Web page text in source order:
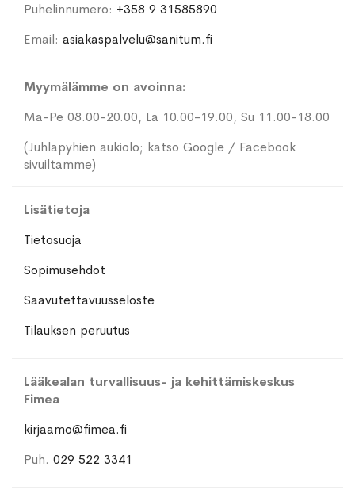
Puhelinnumero: +358 9 31585890
Email: asiakaspalvelu@sanitum.fi
Myymälämme on avoinna:
Ma-Pe 08.00-20.00, La 10.00-19.00, Su 11.00-18.00
(Juhlapyhien aukiolo; katso Google / Facebook
sivuiltamme)
Lisätietoja
Tietosuoja
Sopimusehdot
Saavutettavuusseloste
Tilauksen peruutus
Lääkealan turvallisuus- ja kehittämiskeskus
Fimea
kirjaamo@fimea.fi
Puh. 029 522 3341